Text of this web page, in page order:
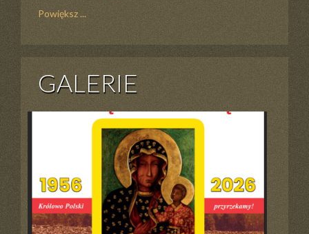
Powiększ ...
GALERIE